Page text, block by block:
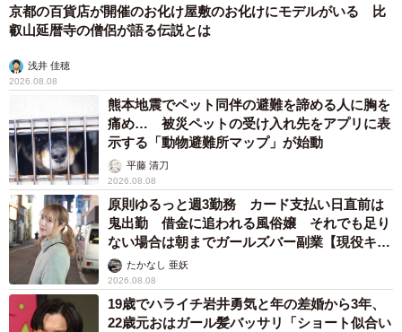
京都の百貨店が開催のお化け屋敷のお化けにモデルがいる 比
叡山延暦寺の僧侶が語る伝説とは
浅井 佳穂
2026.08.08
熊本地震でペット同伴の避難を諦める人に胸を
痛め… 被災ペットの受け入れ先をアプリに表
示する「動物避難所マップ」が始動
平藤 清刀
2026.08.08
原則ゆるっと週3勤務 カード支払い日直前は
鬼出勤 借金に追われる風俗嬢 それでも足り
ない場合は朝までガールズバー副業【現役キャ
ストに取材】
たかなし 亜妖
2026.08.08
19歳でハライチ岩井勇気と年の差婚から3年、
22歳元おはガール髪バッサリ「ショート似合い